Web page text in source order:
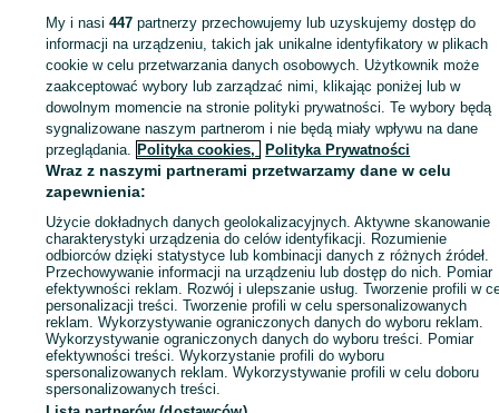
Zaloguj się lub załóż konto na OLX, aby skontaktować się z
sprzedającym
Zaloguj się / Załóż konto
Wyślij wiadomość Kup
My i nasi447 partnerzy przechowujemy lub uzyskujemy dostęp do
informacji na urządzeniu, takich jak unikalne identyfikatory w plikach
cookie w celu przetwarzania danych osobowych. Użytkownik może
zaakceptować wybory lub zarządzać nimi, klikając poniżej lub w
dowolnym momencie na stronie polityki prywatności. Te wybory będą
sygnalizowane naszym partnerom i nie będą miały wpływu na dane
przeglądania. Polityka cookies, Polityka Prywatności
Wraz z naszymi partnerami przetwarzamy dane w celu
zapewnienia:
Użycie dokładnych danych geolokalizacyjnych. Aktywne skanowanie
charakterystyki urządzenia do celów identyfikacji. Rozumienie
odbiorców dzięki statystyce lub kombinacji danych z różnych źródeł.
Przechowywanie informacji na urządzeniu lub dostęp do nich. Pomiar
efektywności reklam. Rozwój i ulepszanie usług. Tworzenie profili w
personalizacji treści. Tworzenie profili w celu spersonalizowanych
reklam. Wykorzystywanie ograniczonych danych do wyboru reklam.
Wykorzystywanie ograniczonych danych do wyboru treści. Pomiar
efektywności treści. Wykorzystanie profili do wyboru
spersonalizowanych reklam. Wykorzystywanie profili w celu doboru
spersonalizowanych treści.